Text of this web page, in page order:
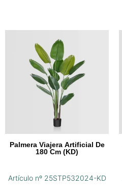
Palmera Viajera Artificial De
180 Cm (KD)
Artículo nº 25STP532024-KD